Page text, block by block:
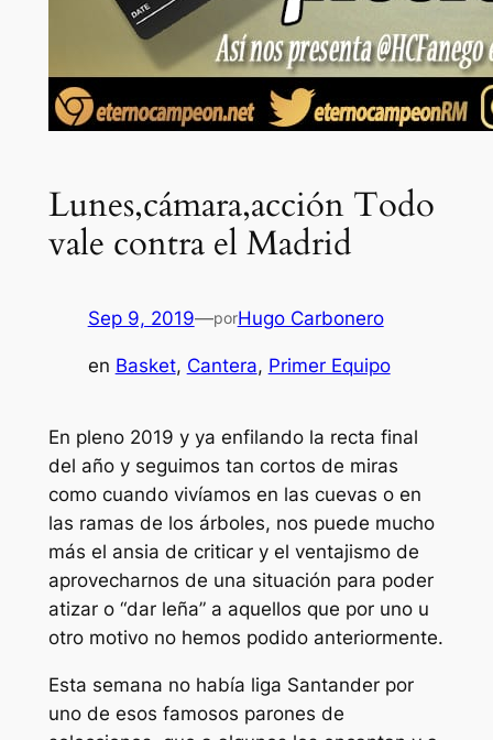
Lunes,cámara,acción Todo
vale contra el Madrid
Sep 9, 2019—porHugo Carbonero
en Basket, Cantera, Primer Equipo
En pleno 2019 y ya enfilando la recta final
del año y seguimos tan cortos de miras
como cuando vivíamos en las cuevas o en
las ramas de los árboles, nos puede mucho
más el ansia de criticar y el ventajismo de
aprovecharnos de una situación para poder
atizar o “dar leña” a aquellos que por uno u
otro motivo no hemos podido anteriormente.
Esta semana no había liga Santander por
uno de esos famosos parones de